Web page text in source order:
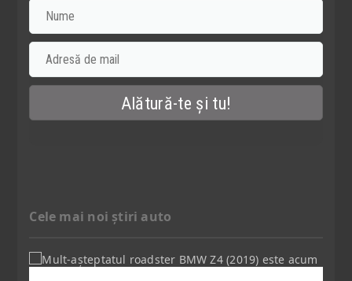
Cele mai noi știri auto